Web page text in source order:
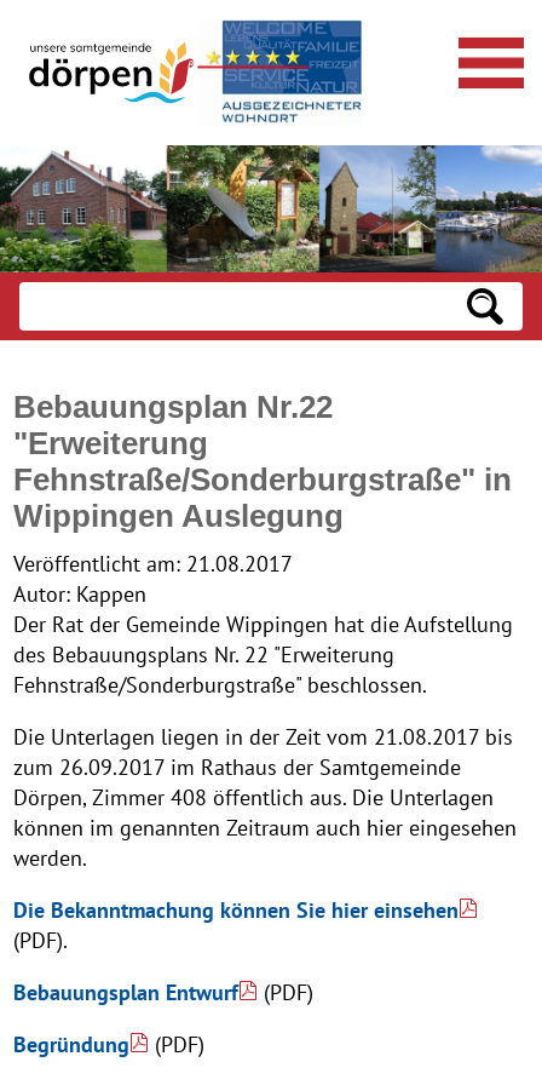
Bebauungsplan Nr.22
"Erweiterung
Fehnstraße/Sonderburgstraße" in
Wippingen Auslegung
Veröffentlicht am: 21.08.2017
Autor: Kappen
Der Rat der Gemeinde Wippingen hat die Aufstellung
des Bebauungsplans Nr. 22 "Erweiterung
Fehnstraße/Sonderburgstraße" beschlossen.
Die Unterlagen liegen in der Zeit vom 21.08.2017 bis
zum 26.09.2017 im Rathaus der Samtgemeinde
Dörpen, Zimmer 408 öffentlich aus. Die Unterlagen
können im genannten Zeitraum auch hier eingesehen
werden.
Die Bekanntmachung können Sie hier einsehen
(PDF).
Bebauungsplan Entwurf
(PDF)
Begründung
(PDF)